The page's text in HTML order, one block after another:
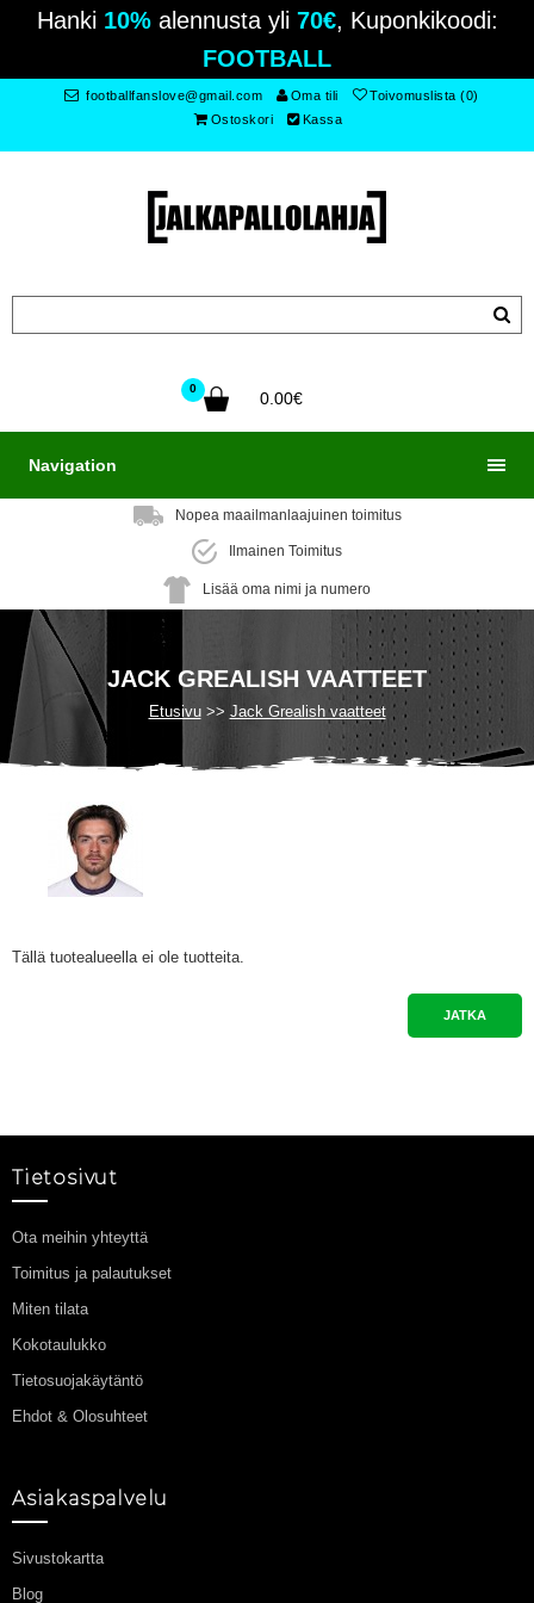
Hanki 10%alennusta yli 70€, Kuponkikoodi:
FOOTBALL
footballfanslove@gmail.com Oma tili
Toivomuslista (0)
Ostoskori
Kassa
0
0.00€
Navigation
Nopea maailmanlaajuinen toimitus
Ilmainen Toimitus
Lisää oma nimi ja numero
JACK GREALISH VAATTEET
Etusivu Jack Grealish vaatteet
Tällä tuotealueella ei ole tuotteita.
JATKA
Tietosivut
Ota meihin yhteyttä
Toimitus ja palautukset
Miten tilata
Kokotaulukko
Tietosuojakäytäntö
Ehdot & Olosuhteet
Asiakaspalvelu
Sivustokartta
Blog